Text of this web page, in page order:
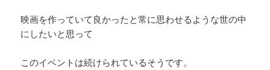
映画を作っていて良かったと常に思わせるような世の中
にしたいと思って
このイベントは続けられているそうです。